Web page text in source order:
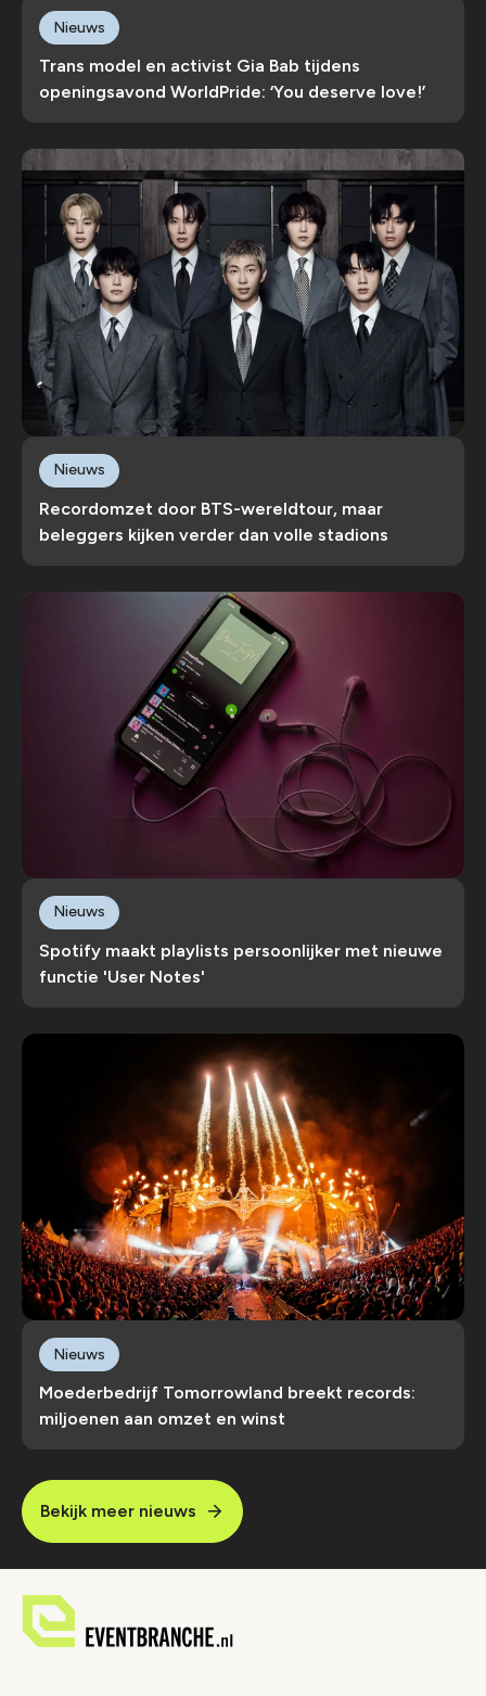
Trans model en activist Gia Bab tijdens
openingsavond WorldPride: ‘You deserve love!’
Nieuws
Recordomzet door BTS-wereldtour, maar
beleggers kijken verder dan volle stadions
Nieuws
Spotify maakt playlists persoonlijker met nieuwe
functie 'User Notes'
Nieuws
Moederbedrijf Tomorrowland breekt records:
miljoenen aan omzet en winst
Nieuws
Bekijk meer nieuws